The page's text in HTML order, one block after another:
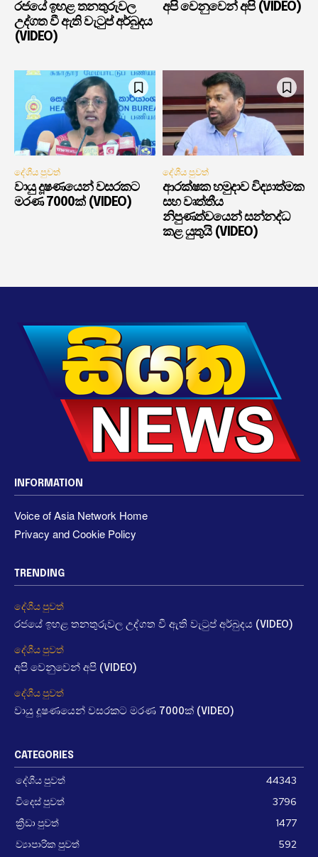
රජයේ ඉහළ තනතුරුවල
උද්ගත වී ඇති වැටුප් අර්බුදය
(VIDEO)
අපි වෙනුවෙන් අපි (VIDEO)
දේශීය පුවත්
වායු දූෂණයෙන් වසරකට
මරණ 7000ක් (VIDEO)
දේශීය පුවත්
ආරක්ෂක හමුදාව විද්‍යාත්මක
සහ වෘත්තීය
නිපුණත්වයෙන් සන්නද්ධ
කළ යුතුයි (VIDEO)
INFORMATION
Voice of Asia Network Home
Privacy and Cookie Policy
TRENDING
දේශීය පුවත්
රජයේ ඉහළ තනතුරුවල උද්ගත වී ඇති වැටුප් අර්බුදය (VIDEO)
දේශීය පුවත්
අපි වෙනුවෙන් අපි (VIDEO)
දේශීය පුවත්
වායු දූෂණයෙන් වසරකට මරණ 7000ක් (VIDEO)
CATEGORIES
දේශීය පුවත්
44343
විදෙස් පුවත්
3796
ක්‍රීඩා පුවත්
1477
ව්‍යාපාරික පුවත්
592